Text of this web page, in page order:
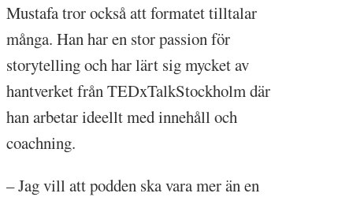
Mustafa tror också att formatet tilltalar
många. Han har en stor passion för
storytelling och har lärt sig mycket av
hantverket från TEDxTalkStockholm där
han arbetar ideellt med innehåll och
coachning.
– Jag vill att podden ska vara mer än en